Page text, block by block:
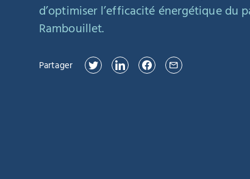
d’optimiser l’efficacité énergétique du
Rambouillet.
Partager